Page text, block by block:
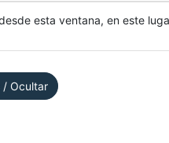
esta ventana, en este
/ Ocultar